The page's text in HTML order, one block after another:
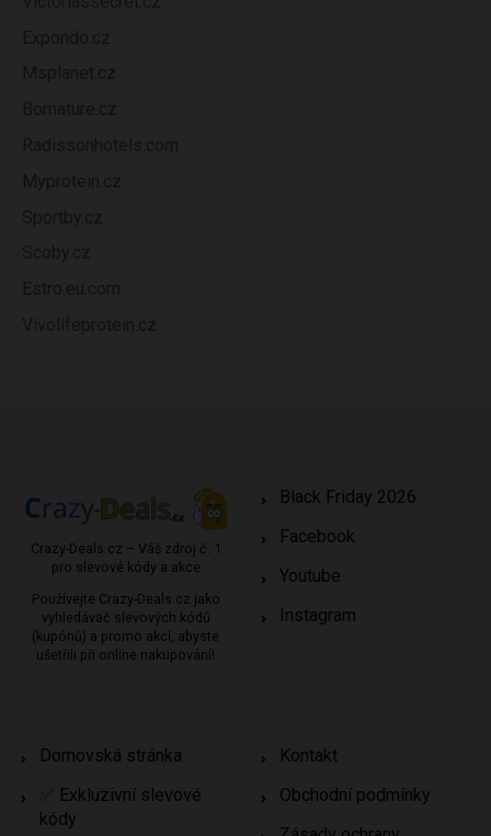
Crazy-Deals.cz – Váš zdroj č. 1
pro slevové kódy a akce
Používejte Crazy-Deals.cz jako
vyhledávač slevových kódů
(kupónů) a promo akcí, abyste
ušetřili při online nakupování!
Black Friday 2026
Facebook
Youtube
Instagram
Domovská stránka
✅ Exkluzivní slevové
kódy
Kontakt
Obchodní podmínky